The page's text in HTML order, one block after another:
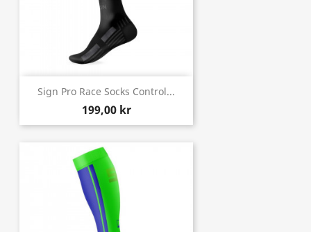
Sign Pro Race Socks Control...
199,00 kr